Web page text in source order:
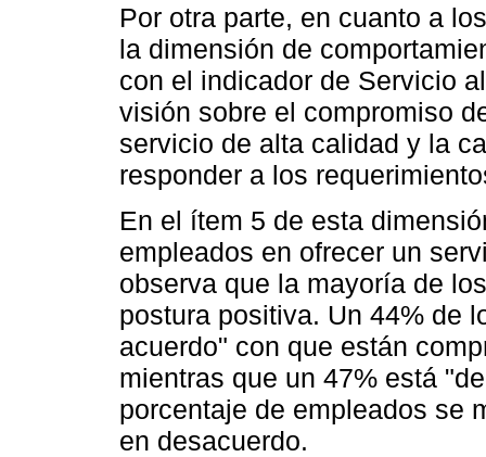
Por otra parte, en cuanto a
la dimensión de
con el indicador de Servicio
visión sobre el compromiso
servicio de alta calidad y la
responder a los
En el ítem 5 de esta
empleados en ofrecer un
observa que la mayoría de
postura positiva. Un 44% de
acuerdo" con que están
mientras que un 47% está
porcentaje de empleados se
en desacuerdo.